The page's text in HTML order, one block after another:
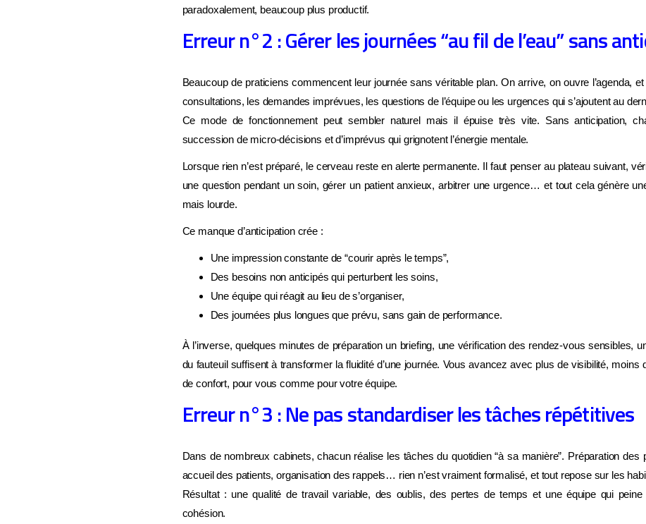
paradoxalement, beaucoup plus productif.
Erreur n°2 : Gérer les journées “au fil de l’eau” sans
Beaucoup de praticiens commencent leur journée sans véritable plan. On arrive, on ouvre l’agenda,
consultations, les demandes imprévues, les questions de l’équipe ou les urgences qui s’ajoutent au
Ce mode de fonctionnement peut sembler naturel mais il épuise très vite. Sans anticipation,
succession de micro-décisions et d’imprévus qui grignotent l’énergie mentale.
Lorsque rien n’est préparé, le cerveau reste en alerte permanente. Il faut penser au plateau suivant,
une question pendant un soin, gérer un patient anxieux, arbitrer une urgence… et tout cela génère
mais lourde.
Ce manque d’anticipation crée :
Une impression constante de “courir après le temps”,
Des besoins non anticipés qui perturbent les soins,
Une équipe qui réagit au lieu de s’organiser,
Des journées plus longues que prévu, sans gain de performance.
À l’inverse, quelques minutes de préparation un briefing, une vérification des rendez-vous sensibles,
du fauteuil suffisent à transformer la fluidité d’une journée. Vous avancez avec plus de visibilité, moins
de confort, pour vous comme pour votre équipe.
Erreur n°3 : Ne pas standardiser les tâches répétitives
Dans de nombreux cabinets, chacun réalise les tâches du quotidien “à sa manière”. Préparation des
accueil des patients, organisation des rappels… rien n’est vraiment formalisé, et tout repose sur les
Résultat : une qualité de travail variable, des oublis, des pertes de temps et une équipe qui
cohésion.
ATTENDEZ, UNE DERNIÈRE CHOSE AVANT DE PARTIR
DIAGNOSTIC GRATUIT · SANS ENGAGEMENT
Savez-vous vraiment ce qui
freine votre cabinet ?
Répondez à quelques questions en 2 minutes et découvrezce qui freine
vraiment la croissance de votre cabinetavec des pistes concrètes
pour avancer.